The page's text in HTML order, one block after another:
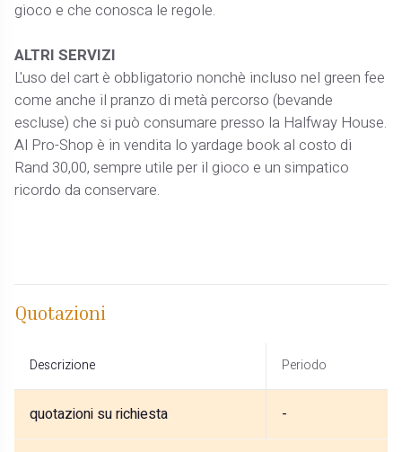
gioco e che conosca le regole.
ALTRI SERVIZI
L'uso del cart è obbligatorio nonchè incluso nel green fee
come anche il pranzo di metà percorso (bevande
escluse) che si può consumare presso la Halfway House.
Al Pro-Shop è in vendita lo yardage book al costo di
Rand 30,00, sempre utile per il gioco e un simpatico
ricordo da conservare.
Quotazioni
Descrizione Periodo
quotazioni su richiesta -